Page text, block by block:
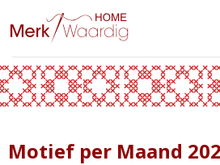
Motief per Maand